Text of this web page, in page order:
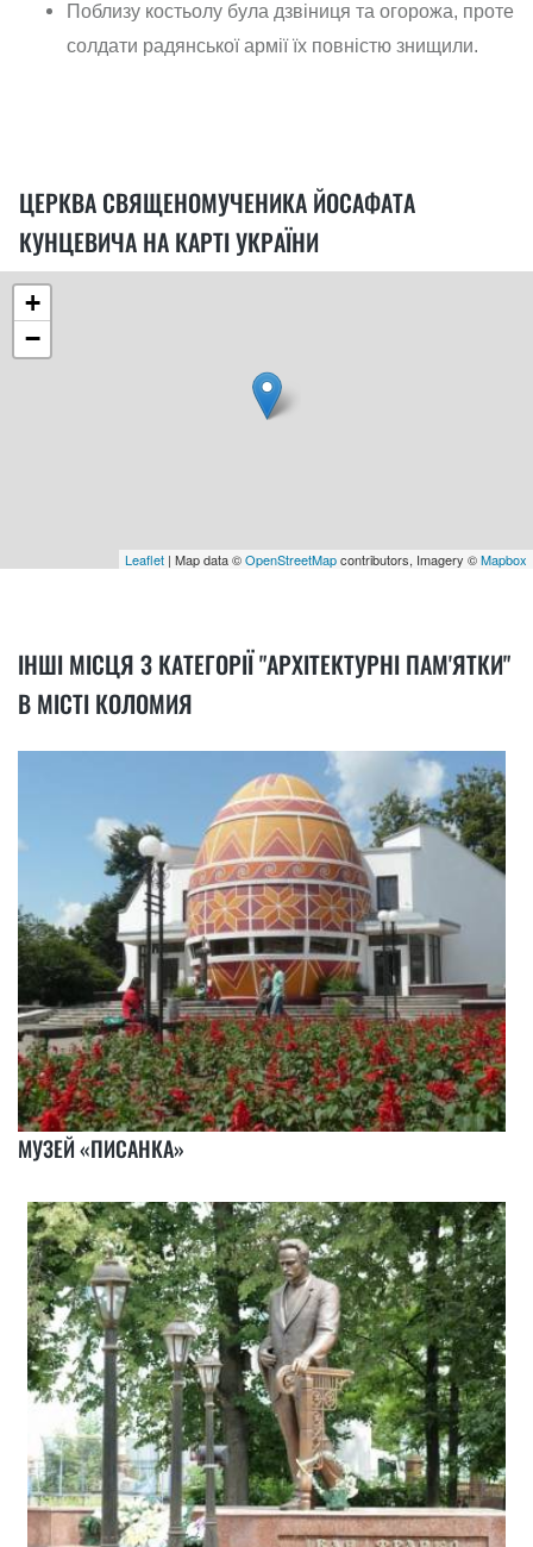
Поблизу костьолу була дзвіниця та огорожа, проте
солдати радянської армії їх повністю знищили.
ЦЕРКВА СВЯЩЕНОМУЧЕНИКА ЙОСАФАТА
КУНЦЕВИЧА НА КАРТІ УКРАЇНИ
+
−
Leaflet | Map data ©OpenStreetMapcontributors, Imagery ©Mapbox
ІНШІ МІСЦЯ З КАТЕГОРІЇ "АРХІТЕКТУРНІ ПАМ'ЯТКИ"
В МІСТІ КОЛОМИЯ
МУЗЕЙ «ПИСАНКА»